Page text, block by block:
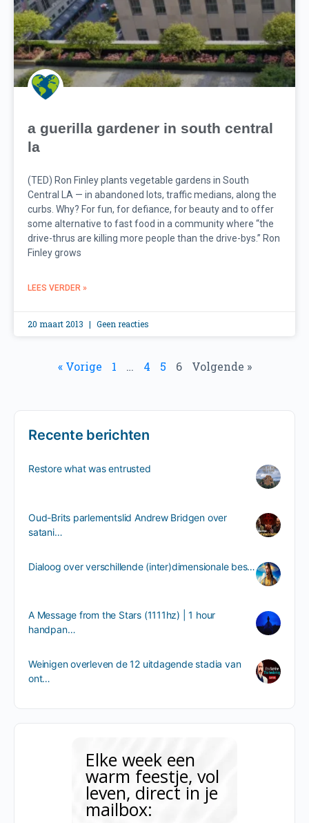
a guerilla gardener in south central
la
(TED) Ron Finley plants vegetable gardens in South
Central LA — in abandoned lots, traffic medians, along the
curbs. Why? For fun, for defiance, for beauty and to offer
some alternative to fast food in a community where “the
drive-thrus are killing more people than the drive-bys.” Ron
Finley grows
LEES VERDER »
20 maart 2013 Geen reacties
« Vorige 1 … 4 5 6 Volgende »
Recente berichten
Restore what was entrusted
Oud-Brits parlementslid Andrew Bridgen over
satani…
Dialoog over verschillende (inter)dimensionale bes…
A Message from the Stars (1111hz) | 1 hour
handpan…
Weinigen overleven de 12 uitdagende stadia van
ont…
Elke week een
warm feestje, vol
leven, direct in je
mailbox: